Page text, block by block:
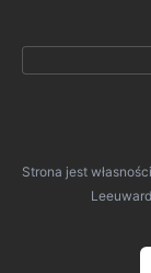
Strona jest